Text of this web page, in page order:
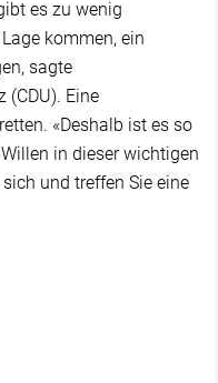
es zu wenig
kommen, ein
sagte
(CDU). Eine
«Deshalb ist es so
in dieser wichtigen
und treffen Sie eine